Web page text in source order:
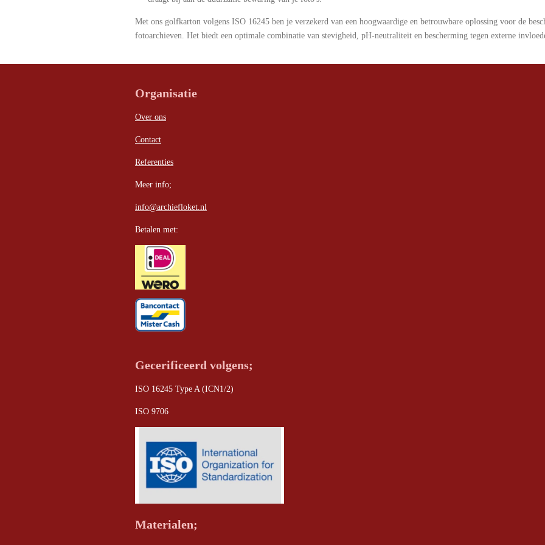
Met ons golfkarton volgens ISO 16245 ben je verzekerd van een hoogwaardige en betrouwbare oplossing voor de
fotoarchieven. Het biedt een optimale combinatie van stevigheid, pH-neutraliteit en bescherming tegen externe
Organisatie
Over ons
Contact
Referenties
Meer info;
info@archiefloket.nl
Betalen met:
Gecerificeerd volgens;
ISO 16245 Type A (ICN1/2)
ISO 9706
Materialen;